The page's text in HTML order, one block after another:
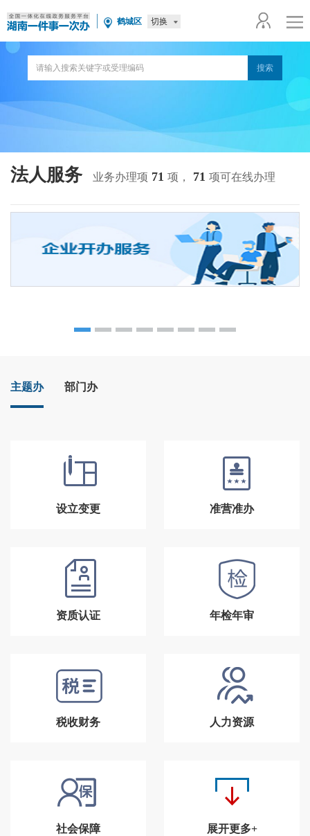
鹤城区 切换
法人服务 业务办理项 71 项， 71 项可在线办理
主题办 部门办
设立变更 准营准办
资质认证 年检年审
税收财务 人力资源
社会保障 展开更多+